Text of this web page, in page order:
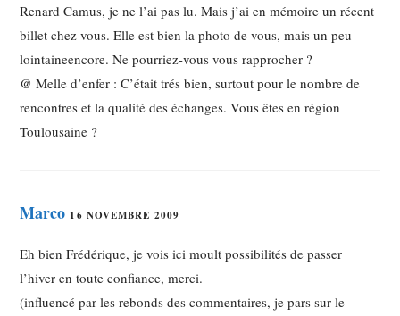
Renard Camus, je ne l’ai pas lu. Mais j’ai en mémoire un récent
billet chez vous. Elle est bien la photo de vous, mais un peu
lointaineencore. Ne pourriez-vous vous rapprocher ?
@ Melle d’enfer : C’était trés bien, surtout pour le nombre de
rencontres et la qualité des échanges. Vous êtes en région
Toulousaine ?
Marco 16 NOVEMBRE 2009
Eh bien Frédérique, je vois ici moult possibilités de passer
l’hiver en toute confiance, merci.
(influencé par les rebonds des commentaires, je pars sur le